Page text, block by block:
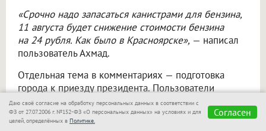
«Срочно надо запасаться канистрами для бензина,
11 августа будет снижение стоимости бензина
на 24 рубля. Как было в Красноярске», — написал
пользователь Ахмад.
Отдельная тема в комментариях — подготовка
города к приезду президента. Пользователи
интересуются, какие меры безопасности будут
приняты и как визит повлияет на привычный ритм
жизни Новосибирска.
Даю своё согласие на обработку персональных данных в соответствии с
ФЗ от 27.07.2006 г. №152-ФЗ «О персональных данных» на условиях и для
целей, определённых в Политике.
Согласен